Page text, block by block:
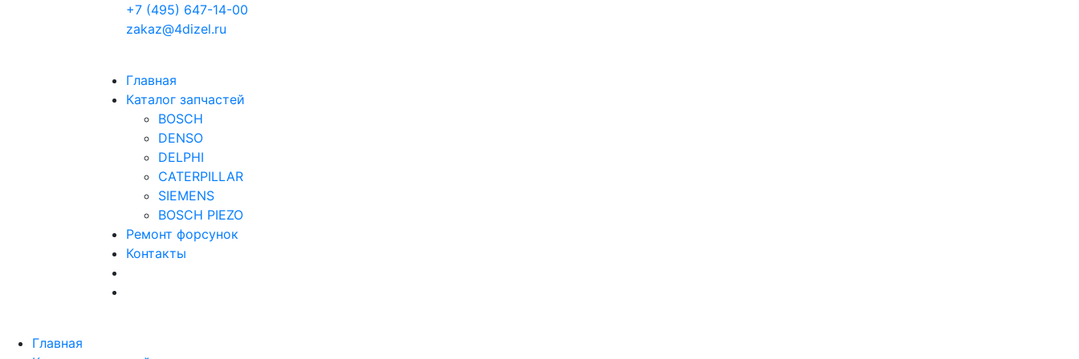
+7 (495) 647-14-00
zakaz@4dizel.ru
Главная
Каталог запчастей
BOSCH
DENSO
DELPHI
CATERPILLAR
SIEMENS
BOSCH PIEZO
Ремонт форсунок
Контакты
Главная